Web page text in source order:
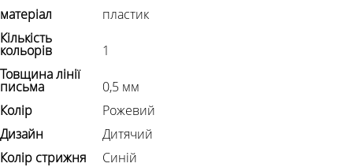
матеріал
пластик
Кількість
кольорів
1
Товщина лінії
письма
0,5 мм
Колір
Рожевий
Дизайн
Дитячий
Колір стрижня
Синій